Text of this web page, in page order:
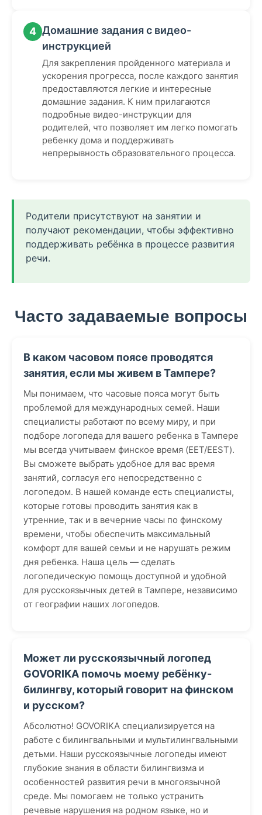
4 Домашние задания с видео-
инструкцией
Для закрепления пройденного материала и
ускорения прогресса, после каждого занятия
предоставляются легкие и интересные
домашние задания. К ним прилагаются
подробные видео-инструкции для
родителей, что позволяет им легко помогать
ребенку дома и поддерживать
непрерывность образовательного процесса.
Родители присутствуют на занятии и
получают рекомендации, чтобы эффективно
поддерживать ребёнка в процессе развития
речи.
Часто задаваемые вопросы
В каком часовом поясе проводятся
занятия, если мы живем в Тампере?
Мы понимаем, что часовые пояса могут быть
проблемой для международных семей. Наши
специалисты работают по всему миру, и при
подборе логопеда для вашего ребенка в Тампере
мы всегда учитываем финское время (EET/EEST).
Вы сможете выбрать удобное для вас время
занятий, согласуя его непосредственно с
логопедом. В нашей команде есть специалисты,
которые готовы проводить занятия как в
утренние, так и в вечерние часы по финскому
времени, чтобы обеспечить максимальный
комфорт для вашей семьи и не нарушать режим
дня ребенка. Наша цель — сделать
логопедическую помощь доступной и удобной
для русскоязычных детей в Тампере, независимо
от географии наших логопедов.
Может ли русскоязычный логопед
GOVORIKA помочь моему ребёнку-
билингву, который говорит на финском
и русском?
Абсолютно! GOVORIKA специализируется на
работе с билингвальными и мультилингвальными
детьми. Наши русскоязычные логопеды имеют
глубокие знания в области билингвизма и
особенностей развития речи в многоязычной
среде. Мы помогаем не только устранить
речевые нарушения на родном языке, но и